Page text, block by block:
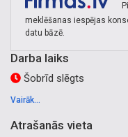
meklēšanas iespējas
datu bāzē.
Darba laiks
Šobrīd slēgts
Vairāk...
Atrašanās vieta